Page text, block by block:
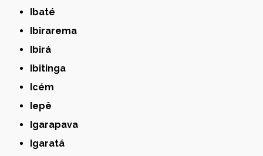
Ibaté
Ibirarema
Ibirá
Ibitinga
Icém
Iepê
Igarapava
Igaratá